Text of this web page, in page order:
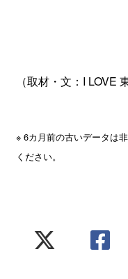
（取材・文：I LOVE
※ 6カ月前の古いデータは
ください。